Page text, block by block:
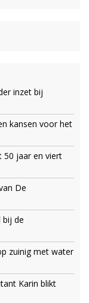
inzet bij
kansen voor het
50 jaar en viert
De
bij de
zuinig met water
Karin blikt